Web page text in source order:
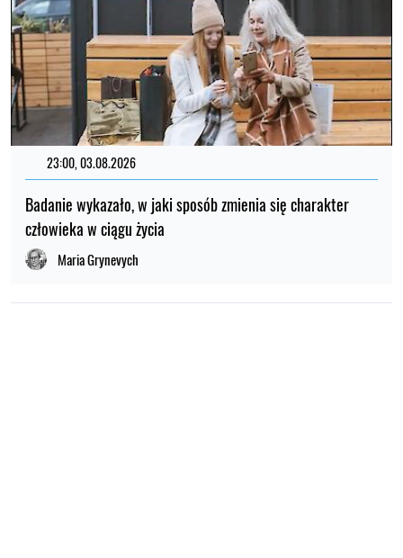
23:00, 03.08.2026
Badanie wykazało, w jaki sposób zmienia się charakter
człowieka w ciągu życia
Maria Grynevych